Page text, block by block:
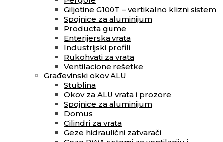
Giljotine G100T – vertikalno klizni sistem
Spojnice za aluminijum
Producta gume
Enterijerska vrata
Industrijski profili
Rukohvati za vrata
Ventilacione rešetke
Građevinski okov ALU
Stublina
Okov za ALU vrata i prozore
Spojnice za aluminijum
Domus
Cilindri za vrata
Geze hidraulični zatvarači